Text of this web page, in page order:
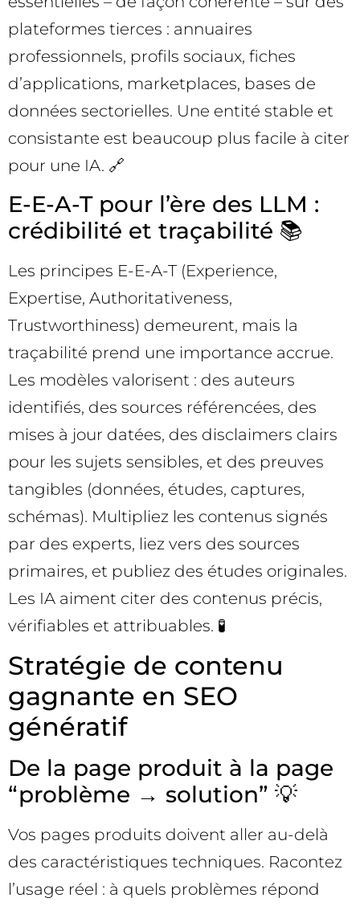
plateformes tierces : annuaires
professionnels, profils sociaux, fiches
d’applications, marketplaces, bases de
données sectorielles. Une entité stable et
consistante est beaucoup plus facile à citer
pour une IA. 🔗
E-E-A-T pour l’ère des LLM :
crédibilité et traçabilité 📚
Les principes E-E-A-T (Experience,
Expertise, Authoritativeness,
Trustworthiness) demeurent, mais la
traçabilité prend une importance accrue.
Les modèles valorisent : des auteurs
identifiés, des sources référencées, des
mises à jour datées, des disclaimers clairs
pour les sujets sensibles, et des preuves
tangibles (données, études, captures,
schémas). Multipliez les contenus signés
par des experts, liez vers des sources
primaires, et publiez des études originales.
Les IA aiment citer des contenus précis,
vérifiables et attribuables. 🧪
Stratégie de contenu
gagnante en SEO
génératif
De la page produit à la page
“problème → solution” 💡
Vos pages produits doivent aller au-delà
des caractéristiques techniques. Racontez
l’usage réel : à quels problèmes répond